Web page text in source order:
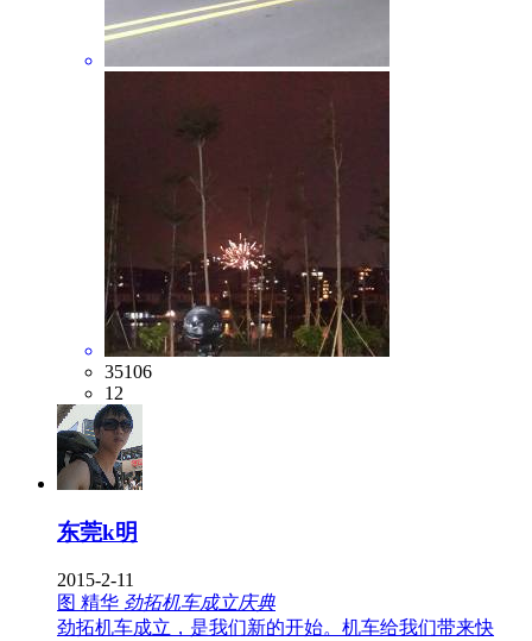
35106
12
东莞k明
2015-2-11
图 精华 劲拓机车成立庆典
劲拓机车成立，是我们新的开始。机车给我们带来快